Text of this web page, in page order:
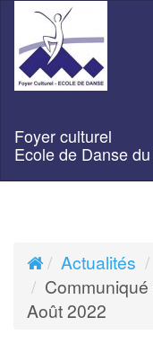
Foyer culturel
Ecole de Danse
Actualités
Août 2022